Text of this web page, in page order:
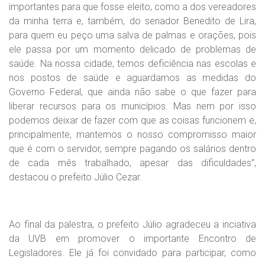
importantes para que fosse eleito, como a dos vereadores
da minha terra e, também, do senador Benedito de Lira,
para quem eu peço uma salva de palmas e orações, pois
ele passa por um momento delicado de problemas de
saúde. Na nossa cidade, temos deficiência nas escolas e
nos postos de saúde e aguardamos as medidas do
Governo Federal, que ainda não sabe o que fazer para
liberar recursos para os municípios. Mas nem por isso
podemos deixar de fazer com que as coisas funcionem e,
principalmente, mantemos o nosso compromisso maior
que é com o servidor, sempre pagando os salários dentro
de cada mês trabalhado, apesar das dificuldades”,
destacou o prefeito Júlio Cezar.
Ao final da palestra, o prefeito Júlio agradeceu a inciativa
da UVB em promover o importante Encontro de
Legisladores. Ele já foi convidado para participar, como